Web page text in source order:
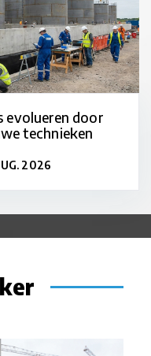
evolueren door
technieken
2026